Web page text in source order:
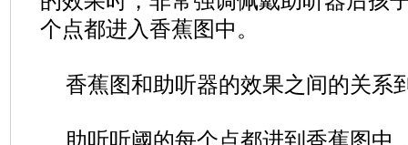
个点都进入香蕉图中。
香蕉图和助听器的效果之间的关系
助听听阈的每个点都进到香蕉图中